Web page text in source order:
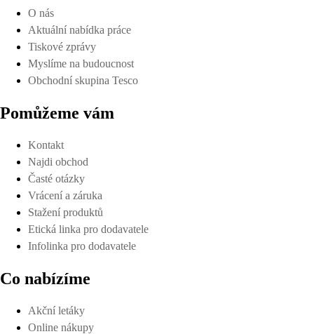
O nás
Aktuální nabídka práce
Tiskové zprávy
Myslíme na budoucnost
Obchodní skupina Tesco
Pomůžeme vám
Kontakt
Najdi obchod
Časté otázky
Vrácení a záruka
Stažení produktů
Etická linka pro dodavatele
Infolinka pro dodavatele
Co nabízíme
Akční letáky
Online nákupy